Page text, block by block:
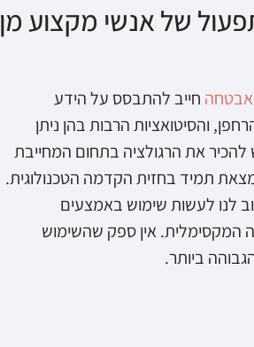
של אנשי מקצוע מן
טחה חייב להתבסס על הידע
והסיטואציות הרבות בהן ניתן
להכיר את הרגולציה בתחום המחייבת
תמיד בחזית הקדמה הטכנולוגית.
לנו לעשות שימוש באמצעים
המקסימלית. אין ספק שהשימוש
ביותר.